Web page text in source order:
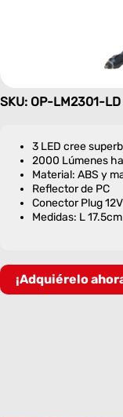
SKU: OP-LM2301-LD
3 LED cree
2000 Lúmenes
Material: ABS y
Reflector de PC
Conector Plug
Medidas: L
¡Adquiérelo